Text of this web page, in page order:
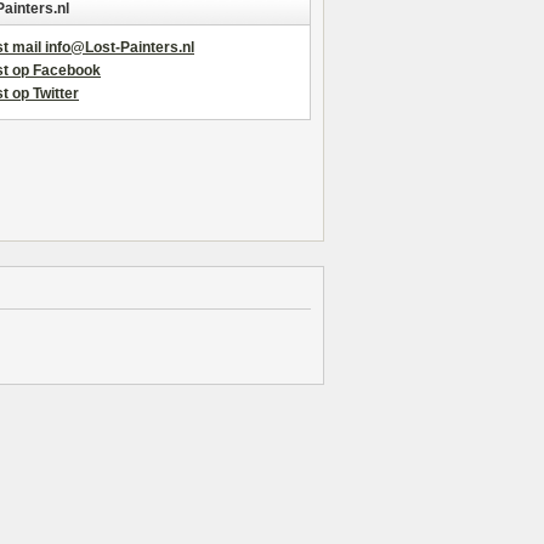
mail info@Lost-Painters.nl
op Facebook
op Twitter